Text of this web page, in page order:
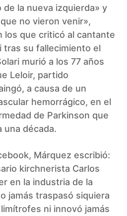
de la nueva izquierda» y
no vieron venir»,
los que criticó al cantante
tras su fallecimiento el
murió a los 77 años
Leloir, partido
a causa de un
hemorrágico, en el
de Parkinson que
una década.
Márquez escribió:
kirchnerista Carlos
en la industria de la
jamás traspasó siquiera
ni innovó jamás